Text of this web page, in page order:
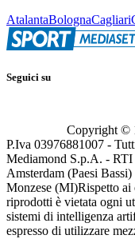
AtalantaBolognaCagliari
Seguici su
Copyright ©
P.Iva 03976881007 -
Mediamond S.p.A. - RTI
Amsterdam (Paesi
Monzese (MI)Rispetto ai
riprodotti è vietata ogni
sistemi di intelligenza
espresso di utilizzare